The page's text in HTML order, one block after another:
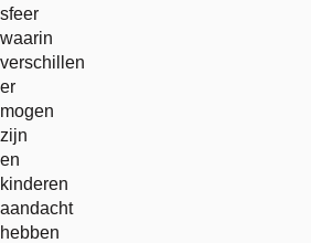
sfeer
waarin
verschillen
er
mogen
zijn
en
kinderen
aandacht
hebben